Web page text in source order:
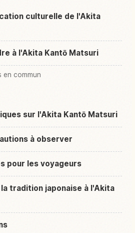
culturelle de l'Akita
à l'Akita Kantō Matsuri
en commun
sur l'Akita Kantō Matsuri
à observer
pour les voyageurs
la tradition japonaise à l'Akita